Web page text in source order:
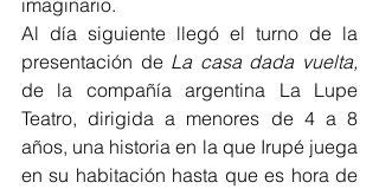
imaginario.
Al día siguiente llegó el turno de la
presentación de
de la compañía argentina La Lupe
Teatro, dirigida a menores de 4 a 8
años, una historia en la que Irupé juega
en su habitación hasta que es hora de